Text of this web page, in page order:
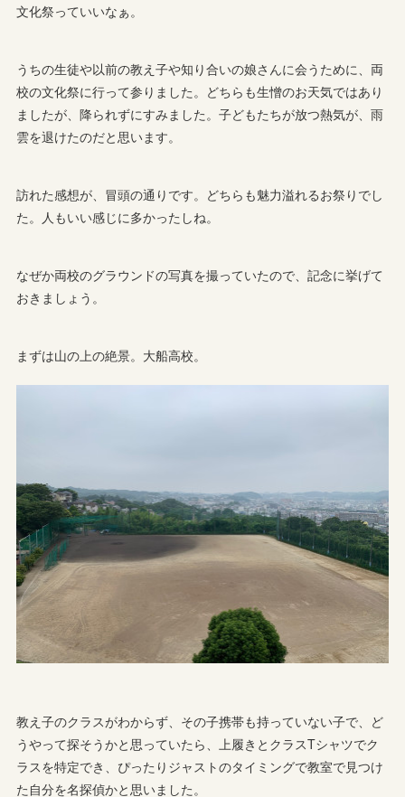
文化祭っていいなぁ。
うちの生徒や以前の教え子や知り合いの娘さんに会うために、両
校の文化祭に行って参りました。どちらも生憎のお天気ではあり
ましたが、降られずにすみました。子どもたちが放つ熱気が、雨
雲を退けたのだと思います。
訪れた感想が、冒頭の通りです。どちらも魅力溢れるお祭りでし
た。人もいい感じに多かったしね。
なぜか両校のグラウンドの写真を撮っていたので、記念に挙げて
おきましょう。
まずは山の上の絶景。大船高校。
教え子のクラスがわからず、その子携帯も持っていない子で、ど
うやって探そうかと思っていたら、上履きとクラスTシャツでク
ラスを特定でき、ぴったりジャストのタイミングで教室で見つけ
た自分を名探偵かと思いました。